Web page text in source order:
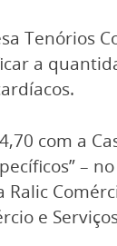
Tenórios
a
com a
–
e